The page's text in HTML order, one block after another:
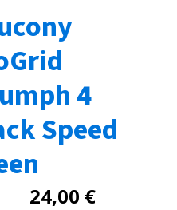
4
Speed
24,00 €